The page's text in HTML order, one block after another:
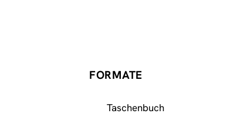
FORMATE
Taschenbuch